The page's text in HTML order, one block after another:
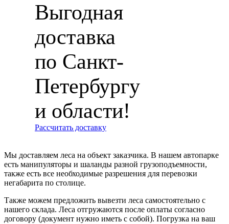
Выгодная
доставка
по Санкт-
Петербургу
и области!
Рассчитать доставку
Мы доставляем леса на объект заказчика. В нашем автопарке
есть манипуляторы и шаланды разной грузоподъемности,
также есть все необходимые разрешения для перевозки
негабарита по столице.
Также можем предложить вывезти леса самостоятельно с
нашего склада. Леса отгружаются после оплаты согласно
договору (документ нужно иметь с собой). Погрузка на ваш